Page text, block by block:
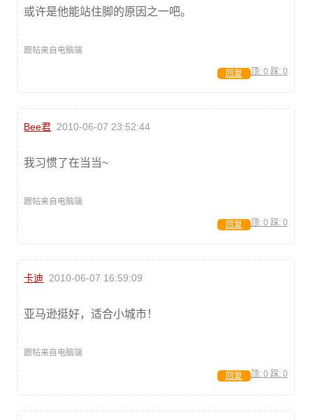
或许是他能站住脚的原因之一吧。
跟帖来自电脑端
顶: 0 踩: 0
回复
Bee君 2010-06-07 23:52:44
我习惯了在当当~
跟帖来自电脑端
顶: 0 踩: 0
回复
卡迪 2010-06-07 16:59:09
亚马逊挺好，适合小城市！
跟帖来自电脑端
顶: 0 踩: 0
回复